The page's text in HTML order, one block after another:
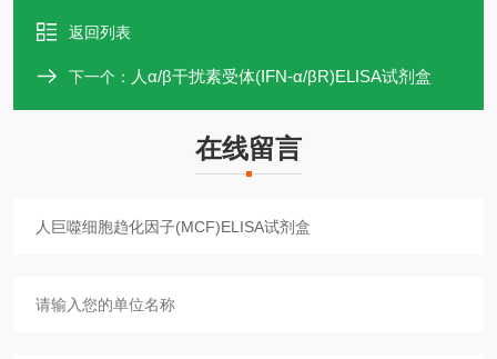
返回列表
下一个： 人α/β干扰素受体(IFN-α/βR)ELISA试剂盒
在线留言